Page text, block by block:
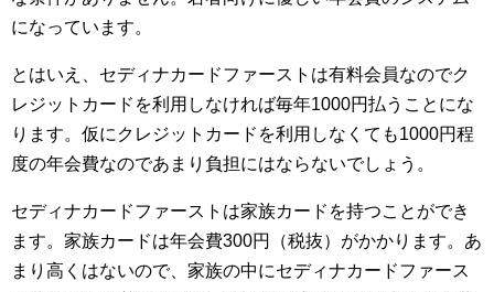
になっています。
とはいえ、セディナカードファーストは有料会員なのでク
レジットカードを利用しなければ毎年1000円払うことにな
ります。仮にクレジットカードを利用しなくても1000円程
度の年会費なのであまり負担にはならないでしょう。
セディナカードファーストは家族カードを持つことができ
ます。家族カードは年会費300円（税抜）がかかります。あ
まり高くはないので、家族の中にセディナカードファース